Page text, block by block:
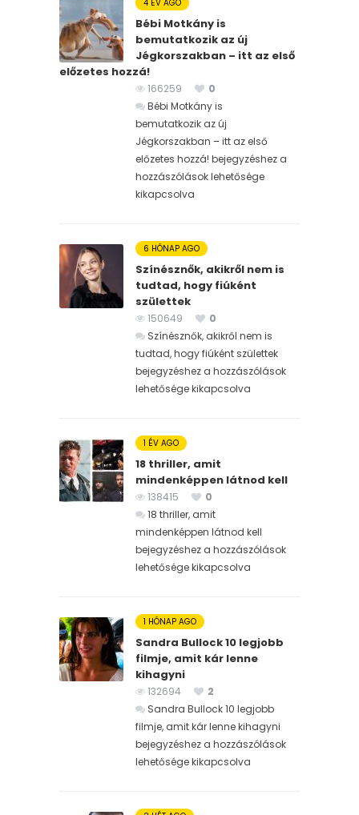
4 ÉV AGO
Bébi Motkány is
bemutatkozik az új
Jégkorszakban – itt az első
előzetes hozzá!
166259
0
Bébi Motkány is
bemutatkozik az új
Jégkorszakban – itt az első
előzetes hozzá! bejegyzéshez a
hozzászólások lehetősége
kikapcsolva
6 HÓNAP AGO
Színésznők, akikről nem is
tudtad, hogy fiúként
születtek
150649
0
Színésznők, akikről nem is
tudtad, hogy fiúként születtek
bejegyzéshez a hozzászólások
lehetősége kikapcsolva
1 ÉV AGO
18 thriller, amit
mindenképpen látnod kell
138415
0
18 thriller, amit
mindenképpen látnod kell
bejegyzéshez a hozzászólások
lehetősége kikapcsolva
1 HÓNAP AGO
Sandra Bullock 10 legjobb
filmje, amit kár lenne
kihagyni
132694
2
Sandra Bullock 10 legjobb
filmje, amit kár lenne kihagyni
bejegyzéshez a hozzászólások
lehetősége kikapcsolva